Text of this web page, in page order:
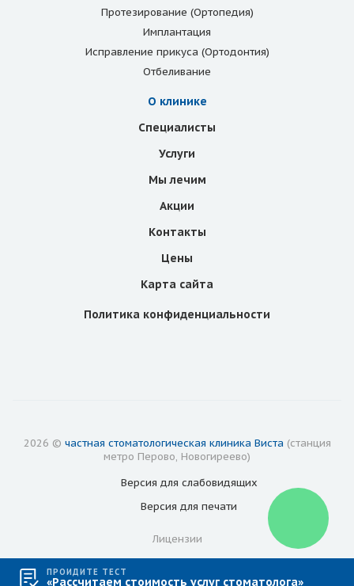
Протезирование (Ортопедия)
Имплантация
Исправление прикуса (Ортодонтия)
Отбеливание
О клинике
Специалисты
Услуги
Мы лечим
Акции
Контакты
Цены
Карта сайта
Политика конфиденциальности
2026 © частная стоматологическая клиника Виста (станция
метро Перово, Новогиреево)
Версия для слабовидящих
Версия для печати
Лицензии
ПРОЙДИТЕ ТЕСТ
«Рассчитаем стоимость услуг стоматолога»